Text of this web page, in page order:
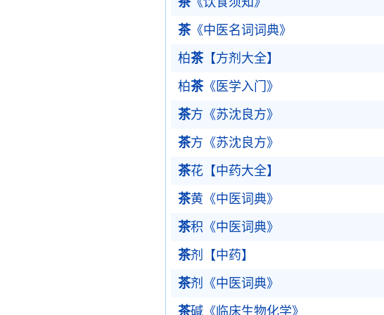
茶《中医名词词典》
柏茶【方剂大全】
柏茶《医学入门》
茶方《苏沈良方》
茶方《苏沈良方》
茶花【中药大全】
茶黄《中医词典》
茶积《中医词典》
茶剂【中药】
茶剂《中医词典》
茶碱《临床生物化学》